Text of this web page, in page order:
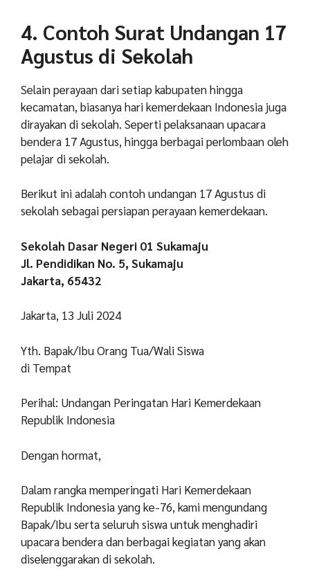
4. Contoh Surat Undangan 17
Agustus di Sekolah
Selain perayaan dari setiap kabupaten hingga
kecamatan, biasanya hari kemerdekaan Indonesia juga
dirayakan di sekolah. Seperti pelaksanaan upacara
bendera 17 Agustus, hingga berbagai perlombaan oleh
pelajar di sekolah.
Berikut ini adalah contoh undangan 17 Agustus di
sekolah sebagai persiapan perayaan kemerdekaan.
Sekolah Dasar Negeri 01 Sukamaju
Jl. Pendidikan No. 5, Sukamaju
Jakarta, 65432
Jakarta, 13 Juli 2024
Yth. Bapak/Ibu Orang Tua/Wali Siswa
di Tempat
Perihal: Undangan Peringatan Hari Kemerdekaan
Republik Indonesia
Dengan hormat,
Dalam rangka memperingati Hari Kemerdekaan
Republik Indonesia yang ke-76, kami mengundang
Bapak/Ibu serta seluruh siswa untuk menghadiri
upacara bendera dan berbagai kegiatan yang akan
diselenggarakan di sekolah.